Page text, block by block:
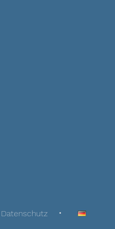
Datenschutz